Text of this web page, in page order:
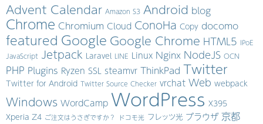
Advent Calendar Amazon S3 Android blog
Chrome Chromium Cloud ConoHa Copy docomo
featured Google Google Chrome HTML5 IPoE
JavaScript Jetpack Laravel LINE Linux Nginx NodeJS OCN
PHP Plugins Ryzen SSL steamvr ThinkPad Twitter
Twitter for Android Twitter Source Checker vrchat Web webpack
Windows WordCamp WordPress X395
Xperia Z4 ご注文はうさぎですか？ ドコモ光 フレッツ光 ブラウザ 京都